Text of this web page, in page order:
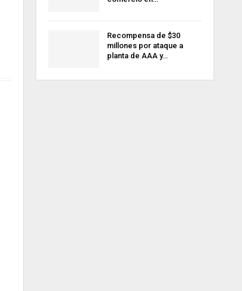
Recompensa de $30
millones por ataque a
planta de AAA y…